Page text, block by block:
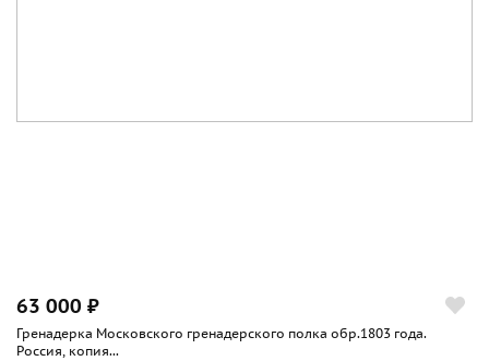
63 000 ₽
Гренадерка Московского гренадерского полка обр.1803 года.
Россия, копия...